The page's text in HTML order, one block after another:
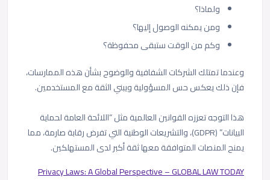
ولماذا؟
ومن يمكنه الوصول إليها؟
وكم من الوقت ستبقى محفوظة؟
وعندما تمتلك الشركات الشفافية والوضوح بشأن هذه الممارسات،
فإن ذلك يعكس حس المسؤولية ويبني الثقة مع المستخدمين.
هذا التوجه تعززه القوانين العالمية مثل “اللائحة العامة لحماية
البيانات” (GDPR)، والتشريعات الوطنية التي تفرض رقابة صارمة، مما
يمنح المنصات المتوافقة معها ثقة أكبر لدى المستهلكين.
Privacy Laws: A Global Perspective – GLOBAL LAW TODAY